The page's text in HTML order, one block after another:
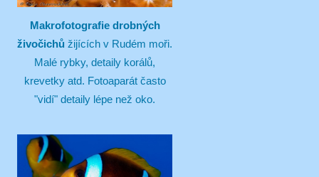
Makrofotografie drobných
živočichů žijících v Rudém moři.
Malé rybky, detaily korálů,
krevetky atd. Fotoaparát často
"vidí" detaily lépe než oko.